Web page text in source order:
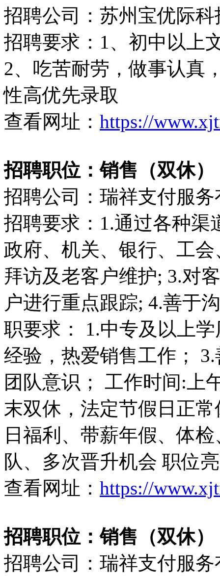
招聘公司：苏州宝优际
招聘要求：1、初中以上
2、吃苦耐劳，做事认真
性高优先录取
查看网址： https://
招聘职位：销售（双休）
招聘公司：瑞祥支付服
招聘要求：1.通过各种渠
政府、机关、银行、工
拜访及老客户维护; 3.对
户进行重点跟踪; 4.善于
职要求： 1.中专及以上
经验，热爱销售工作；
团队意识； 工作时间:上
末双休，法定节假日正
日福利、带薪年假、体
队、多次晋升机会 职位
查看网址： https://
招聘职位：销售（双休）
招聘公司：瑞祥支付服